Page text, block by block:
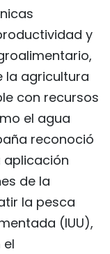
y
la agricultura
con recursos
el agua
reconoció
aplicación
de la
la pesca
(IUU),